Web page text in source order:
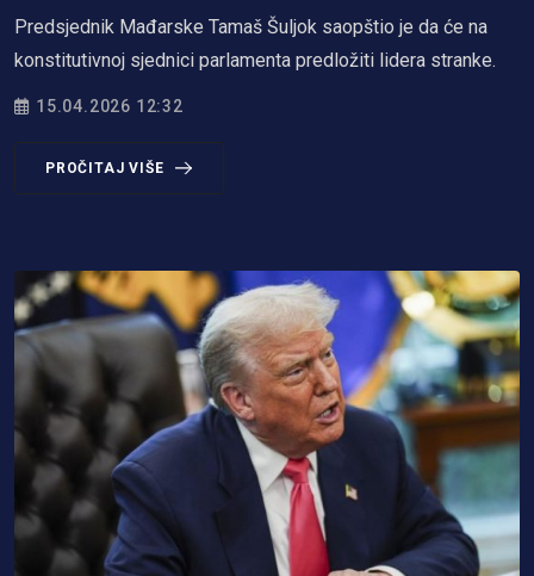
Predsјednik Mađarske Tamaš Šuljok saopštio je da će na
konstitutivnoj sјednici parlamenta predložiti lidera stranke.
15.04.2026 12:32
PROČITAJ VIŠE